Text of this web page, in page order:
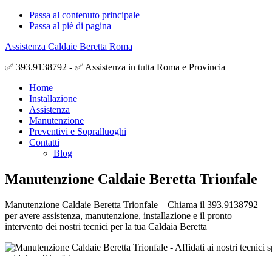
Passa al contenuto principale
Passa al piè di pagina
Assistenza Caldaie Beretta Roma
✅ 393.9138792 - ✅ Assistenza in tutta Roma e Provincia
Home
Installazione
Assistenza
Manutenzione
Preventivi e Sopralluoghi
Contatti
Blog
Manutenzione Caldaie Beretta Trionfale
Manutenzione Caldaie Beretta Trionfale – Chiama il 393.9138792
per avere assistenza, manutenzione, installazione e il pronto
intervento dei nostri tecnici per la tua Caldaia Beretta